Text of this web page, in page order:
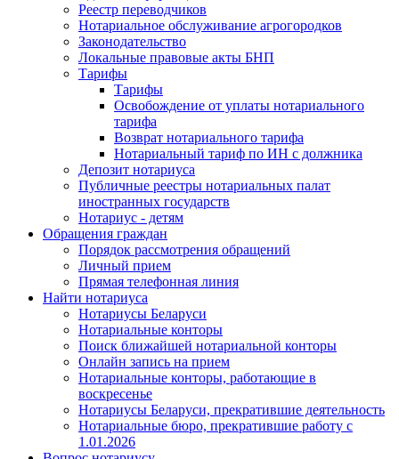
Реестр переводчиков
Нотариальное обслуживание агрогородков
Законодательство
Локальные правовые акты БНП
Тарифы
Тарифы
Освобождение от уплаты нотариального
тарифа
Возврат нотариального тарифа
Нотариальный тариф по ИН с должника
Депозит нотариуса
Публичные реестры нотариальных палат
иностранных государств
Нотариус - детям
Обращения граждан
Порядок рассмотрения обращений
Личный прием
Прямая телефонная линия
Найти нотариуса
Нотариусы Беларуси
Нотариальные конторы
Поиск ближайшей нотариальной конторы
Онлайн запись на прием
Нотариальные конторы, работающие в
воскресенье
Нотариусы Беларуси, прекратившие деятельность
Нотариальные бюро, прекратившие работу с
1.01.2026